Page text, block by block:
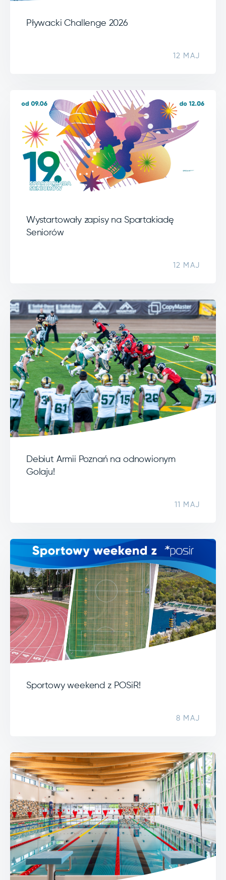
Pływacki Challenge 2026
12 MAJ
Wystartowały zapisy na Spartakiadę
Seniorów
12 MAJ
Debiut Armii Poznań na odnowionym
Golaju!
11 MAJ
Sportowy weekend z POSiR!
8 MAJ